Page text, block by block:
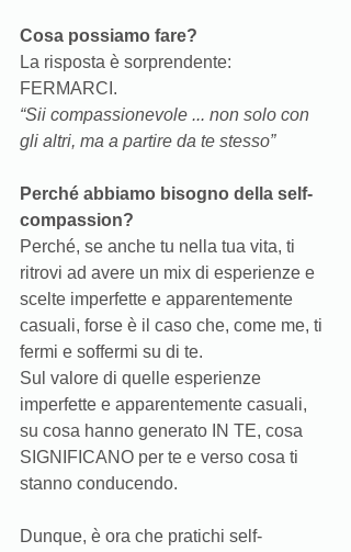
Cosa possiamo fare?
La risposta è sorprendente:
FERMARCI.
“Sii compassionevole ... non solo con
gli altri, ma a partire da te stesso”
Perché abbiamo bisogno della self-
compassion?
Perché, se anche tu nella tua vita, ti
ritrovi ad avere un mix di esperienze e
scelte imperfette e apparentemente
casuali, forse è il caso che, come me, ti
fermi e soffermi su di te.
Sul valore di quelle esperienze
imperfette e apparentemente casuali,
su cosa hanno generato IN TE, cosa
SIGNIFICANO per te e verso cosa ti
stanno conducendo.
Dunque, è ora che pratichi self-